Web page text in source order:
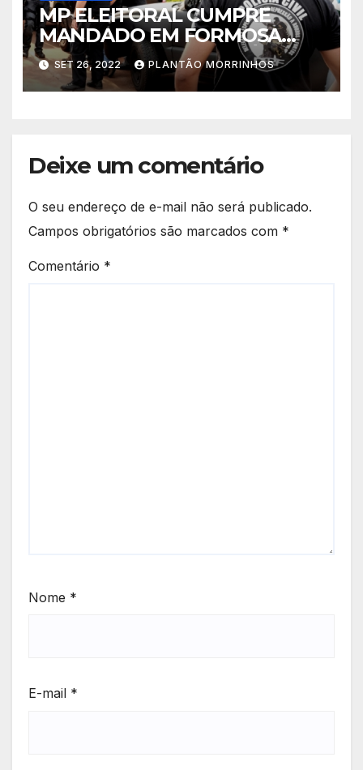
MP ELEITORAL CUMPRE
MANDADO EM FORMOSA
VISANDO COIBIR VIOLÊNCIA
E DISCURSO DE ÓDIO EM
CAMPANHAS
SET 26, 2022 PLANTÃO MORRINHOS
Deixe um comentário
O seu endereço de e-mail não será publicado.
Campos obrigatórios são marcados com *
Comentário *
Nome *
E-mail *